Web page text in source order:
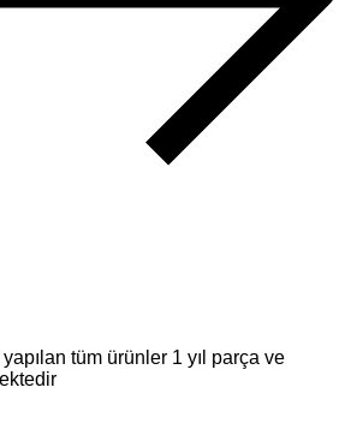
tüm ürünler 1 yıl parça ve